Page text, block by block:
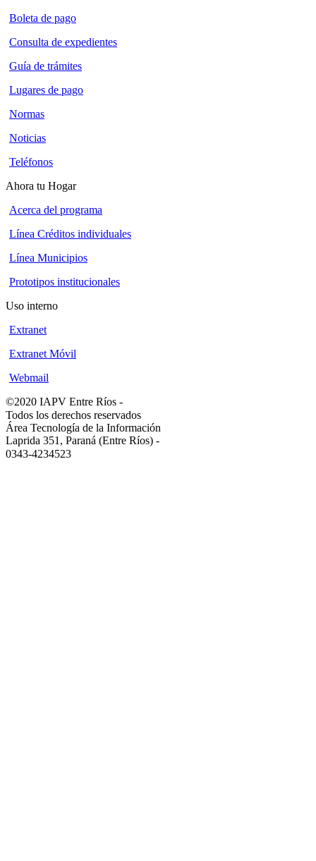
Boleta de pago
Consulta de expedientes
Guía de trámites
Lugares de pago
Normas
Noticias
Teléfonos
Ahora tu Hogar
Acerca del programa
Línea Créditos individuales
Línea Municipios
Prototipos institucionales
Uso interno
Extranet
Extranet Móvil
Webmail
©2020 IAPV Entre Ríos -
Todos los derechos reservados
Área Tecnología de la Información
Laprida 351, Paraná (Entre Ríos) -
0343-4234523